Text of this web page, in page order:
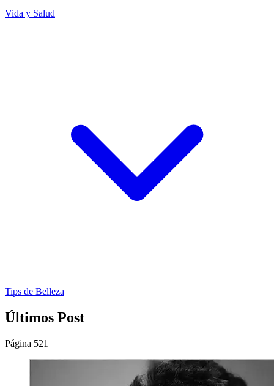
Vida y Salud
Tips de Belleza
Últimos Post
Página 521